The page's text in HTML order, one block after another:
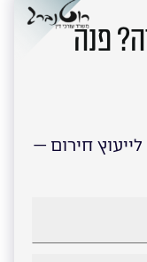
פנה
חירום —